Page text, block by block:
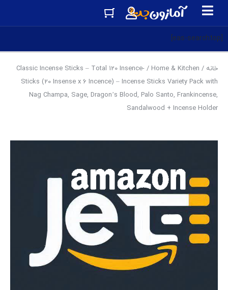
[eas-searchtop]
خانه /
Home & Kitchen
/ Classic Incense Sticks – Total 120 Insence-
Sticks (20 Insense x 6 Incence) – Incense Sticks Variety Pack with
Nag Champa, Sage, Dragon’s Blood, Palo Santo, Frankincense,
Sandalwood + Incense Holder